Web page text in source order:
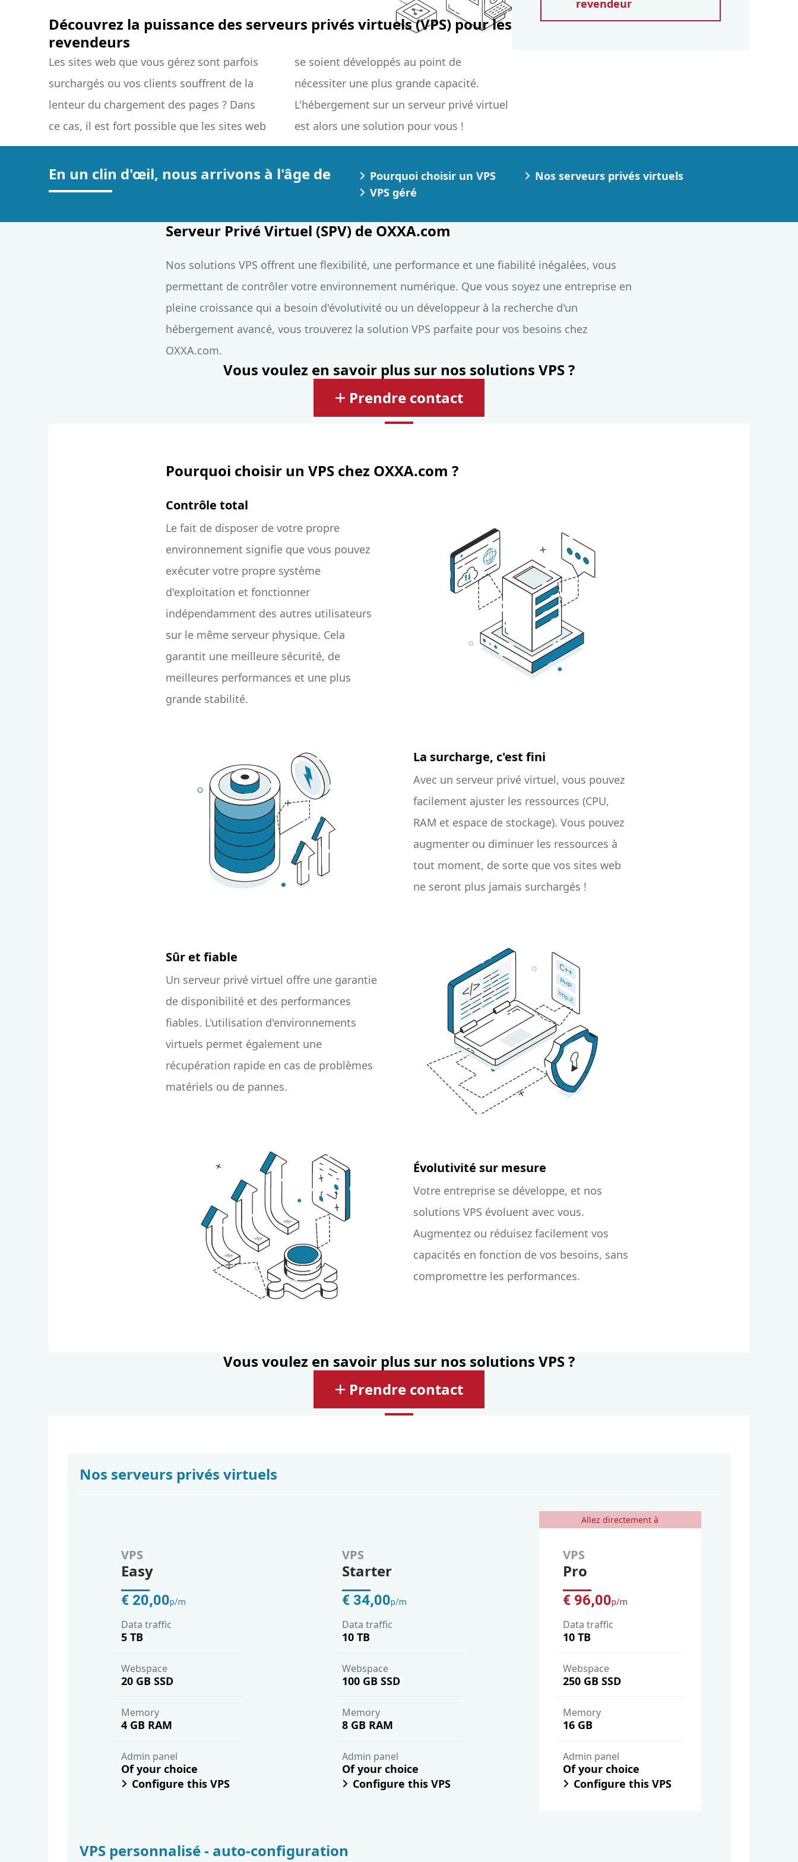
Découvrez la puissance des serveurs privés virtuels (VPS) pour les
revendeurs
Les sites web que vous gérez sont parfois
surchargés ou vos clients souffrent de la
lenteur du chargement des pages ? Dans
ce cas, il est fort possible que les sites web
se soient développés au point de
nécessiter une plus grande capacité.
L'hébergement sur un serveur privé virtuel
est alors une solution pour vous !
revendeur
En un clin d'œil, nous arrivons à l'âge de Pourquoi choisir un VPS
Nos serveurs privés virtuels
VPS géré
Serveur Privé Virtuel (SPV) de OXXA.com
Nos solutions VPS offrent une flexibilité, une performance et une fiabilité inégalées, vous
permettant de contrôler votre environnement numérique. Que vous soyez une entreprise en
pleine croissance qui a besoin d'évolutivité ou un développeur à la recherche d'un
hébergement avancé, vous trouverez la solution VPS parfaite pour vos besoins chez
OXXA.com.
Vous voulez en savoir plus sur nos solutions VPS ?
Prendre contact
Pourquoi choisir un VPS chez OXXA.com ?
Contrôle total
Le fait de disposer de votre propre
environnement signifie que vous pouvez
exécuter votre propre système
d'exploitation et fonctionner
indépendamment des autres utilisateurs
sur le même serveur physique. Cela
garantit une meilleure sécurité, de
meilleures performances et une plus
grande stabilité.
La surcharge, c'est fini
Avec un serveur privé virtuel, vous pouvez
facilement ajuster les ressources (CPU,
RAM et espace de stockage). Vous pouvez
augmenter ou diminuer les ressources à
tout moment, de sorte que vos sites web
ne seront plus jamais surchargés !
Sûr et fiable
Un serveur privé virtuel offre une garantie
de disponibilité et des performances
fiables. L'utilisation d'environnements
virtuels permet également une
récupération rapide en cas de problèmes
matériels ou de pannes.
Évolutivité sur mesure
Votre entreprise se développe, et nos
solutions VPS évoluent avec vous.
Augmentez ou réduisez facilement vos
capacités en fonction de vos besoins, sans
compromettre les performances.
Vous voulez en savoir plus sur nos solutions VPS ?
Prendre contact
Nos serveurs privés virtuels
VPS
Easy
€ 20,00p/m
Data traffic
5 TB
Webspace
20 GB SSD
Memory
4 GB RAM
Admin panel
Of your choice
Configure this VPS
VPS
Starter
€ 34,00p/m
Data traffic
10 TB
Webspace
100 GB SSD
Memory
8 GB RAM
Admin panel
Of your choice
Configure this VPS
Allez directement à
VPS
Pro
€ 96,00p/m
Data traffic
10 TB
Webspace
250 GB SSD
Memory
16 GB
Admin panel
Of your choice
Configure this VPS
VPS personnalisé - auto-configuration